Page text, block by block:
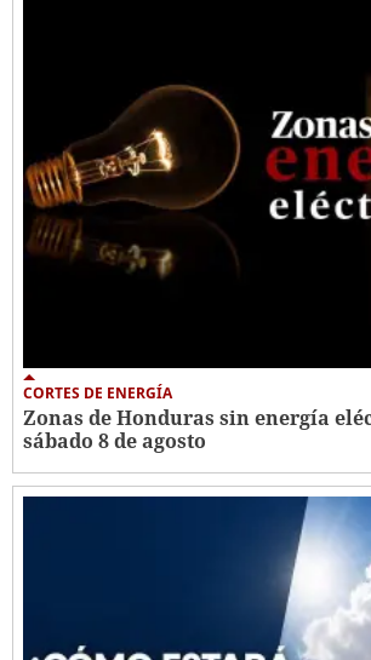
CORTES DE ENERGÍA
Zonas de Honduras sin energía
sábado 8 de agosto